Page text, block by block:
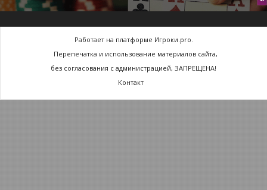
Работает на платформе Игроки.pro.
Перепечатка и использование материалов сайта,
без согласования с администрацией, ЗАПРЕЩЕНА!
Контакт